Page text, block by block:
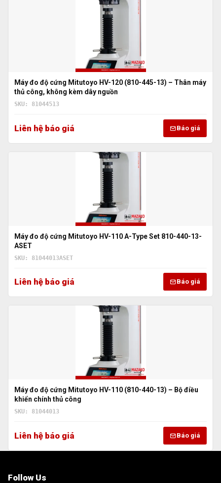
Máy đo độ cứng Mitutoyo HV-120 (810-445-13) – Thân máy
thủ công, không kèm dây nguồn
SKU: 81044513
Liên hệ báo giá Báo giá
Máy đo độ cứng Mitutoyo HV-110 A-Type Set 810-440-13-
ASET
SKU: 81044013ASET
Liên hệ báo giá Báo giá
Máy đo độ cứng Mitutoyo HV-110 (810-440-13) – Bộ điều
khiển chính thủ công
SKU: 81044013
Liên hệ báo giá Báo giá
Follow Us